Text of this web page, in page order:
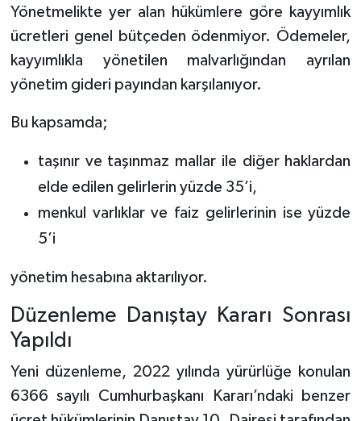
Yönetmelikte yer alan hükümlere göre kayyımlık
ücretleri genel bütçeden ödenmiyor. Ödemeler,
kayyımlıkla yönetilen malvarlığından ayrılan
yönetim gideri payından karşılanıyor.
Bu kapsamda;
taşınır ve taşınmaz mallar ile diğer haklardan
elde edilen gelirlerin yüzde 35’i,
menkul varlıklar ve faiz gelirlerinin ise yüzde
5’i
yönetim hesabına aktarılıyor.
Düzenleme Danıştay Kararı Sonrası
Yapıldı
Yeni düzenleme, 2022 yılında yürürlüğe konulan
6366 sayılı Cumhurbaşkanı Kararı’ndaki benzer